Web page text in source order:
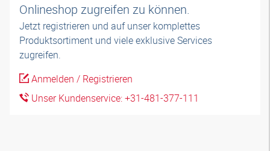
Onlineshop zugreifen zu können.
Jetzt registrieren und auf unser komplettes
Produktsortiment und viele exklusive Services
zugreifen.
Anmelden / Registrieren
Unser Kundenservice: +31-481-377-111